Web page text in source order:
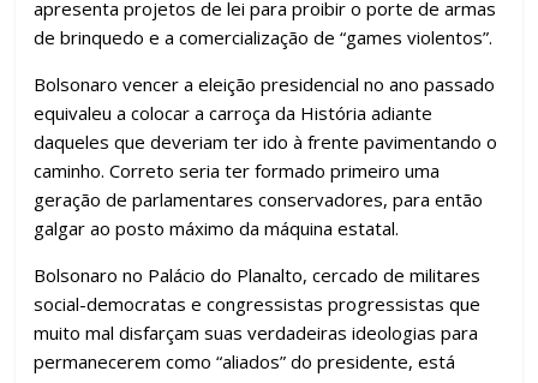
apresenta projetos de lei para proibir o porte de armas
de brinquedo e a comercialização de “games violentos”.
Bolsonaro vencer a eleição presidencial no ano passado
equivaleu a colocar a carroça da História adiante
daqueles que deveriam ter ido à frente pavimentando o
caminho. Correto seria ter formado primeiro uma
geração de parlamentares conservadores, para então
galgar ao posto máximo da máquina estatal.
Bolsonaro no Palácio do Planalto, cercado de militares
social-democratas e congressistas progressistas que
muito mal disfarçam suas verdadeiras ideologias para
permanecerem como “aliados” do presidente, está